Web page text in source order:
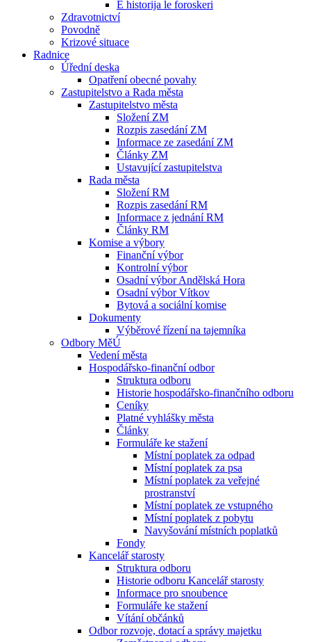
E historija le foroskeri
Zdravotnictví
Povodně
Krizové situace
Radnice
Úřední deska
Opatření obecné povahy
Zastupitelstvo a Rada města
Zastupitelstvo města
Složení ZM
Rozpis zasedání ZM
Informace ze zasedání ZM
Články ZM
Ustavující zastupitelstva
Rada města
Složení RM
Rozpis zasedání RM
Informace z jednání RM
Články RM
Komise a výbory
Finanční výbor
Kontrolní výbor
Osadní výbor Andělská Hora
Osadní výbor Vítkov
Bytová a sociální komise
Dokumenty
Výběrové řízení na tajemníka
Odbory MěÚ
Vedení města
Hospodářsko-finanční odbor
Struktura odboru
Historie hospodářsko-finančního odboru
Ceníky
Platné vyhlášky města
Články
Formuláře ke stažení
Místní poplatek za odpad
Místní poplatek za psa
Místní poplatek za veřejné
prostranství
Místní poplatek ze vstupného
Místní poplatek z pobytu
Navyšování místních poplatků
Fondy
Kancelář starosty
Struktura odboru
Historie odboru Kancelář starosty
Informace pro snoubence
Formuláře ke stažení
Vítání občánků
Odbor rozvoje, dotací a správy majetku